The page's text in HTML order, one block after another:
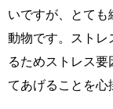
いですが、とて
動物です。ストレ
るためストレス
てあげることを心